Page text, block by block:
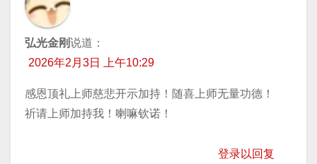
弘光金刚说道：
2026年2月3日 上午10:29
感恩顶礼上师慈悲开示加持！随喜上师无量功德！
祈请上师加持我！喇嘛钦诺！
登录以回复